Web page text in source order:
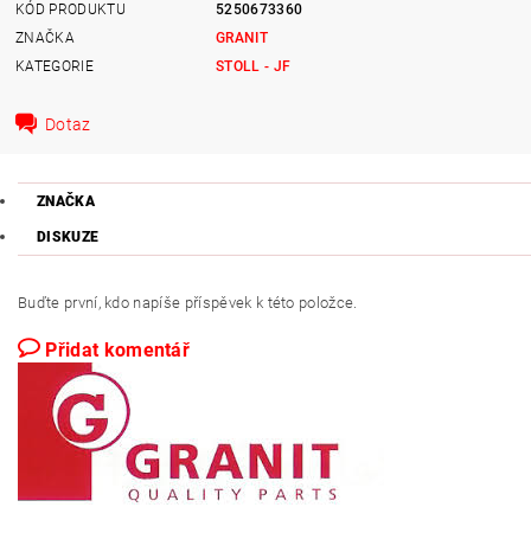
KÓD PRODUKTU
5250673360
ZNAČKA
GRANIT
KATEGORIE
STOLL - JF
Dotaz
ZNAČKA
DISKUZE
Buďte první, kdo napíše příspěvek k této položce.
Přidat komentář